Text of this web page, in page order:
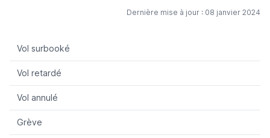
Vol surbooké
Vol retardé
Vol annulé
Grève
Dernière mise à jour : 08 janvier 2024